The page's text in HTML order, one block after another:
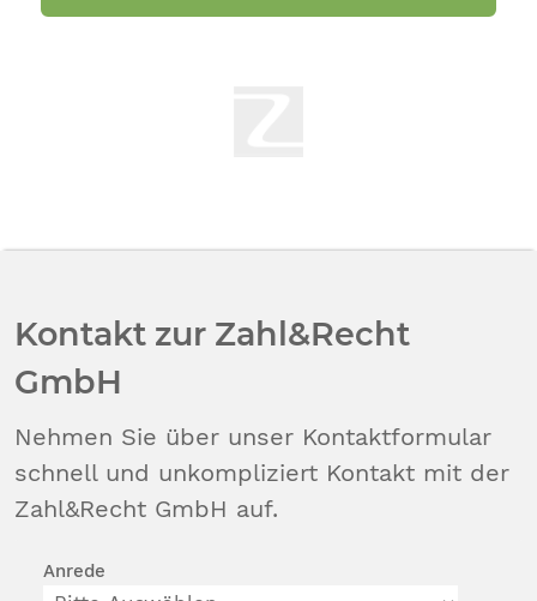
Kontakt zur Zahl&Recht
GmbH
Nehmen Sie über unser Kontaktformular
schnell und unkompliziert Kontakt mit der
Zahl&Recht GmbH auf.
Anrede